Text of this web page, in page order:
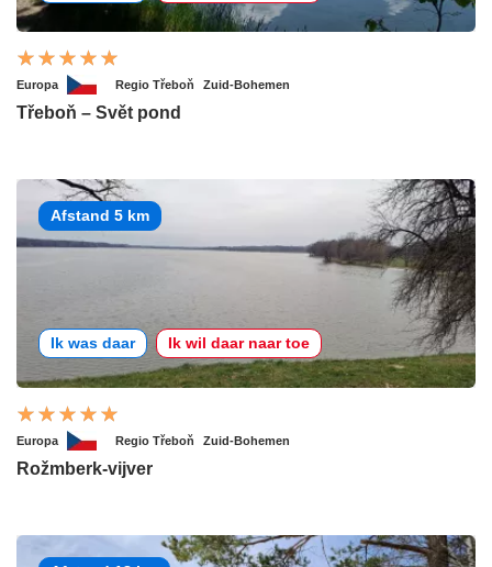
Europa Regio Třeboň Zuid-Bohemen
Třeboň – Svět pond
Afstand 5 km
Ik was daar Ik wil daar naar toe
Europa Regio Třeboň Zuid-Bohemen
Rožmberk-vijver